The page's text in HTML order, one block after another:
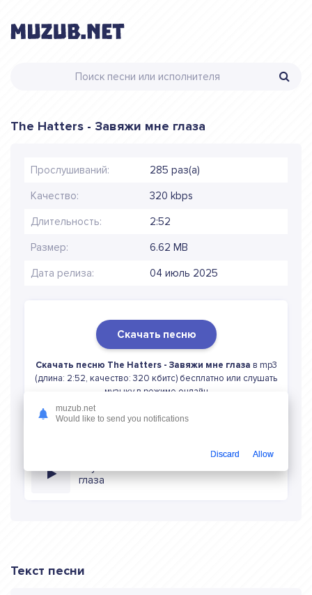
The Hatters - Завяжи мне глаза
Прослушиваний: 285 раз(а)
Качество: 320 kbps
Длительность: 2:52
Размер: 6.62 MB
Дата релиза: 04 июль 2025
Скачать песню
Скачать песню The Hatters - Завяжи мне глаза в mp3
(длина: 2:52, качество: 320 кбитс) бесплатно или слушать
музыку в режиме онлайн
глаза
Текст песни
muzub.net
Would like to send you notifications
Discard Allow